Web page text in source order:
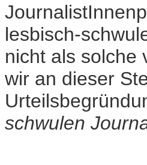
lesbisch-
nicht als solche
wir an dieser
schwulen